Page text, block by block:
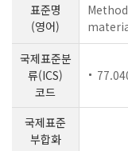
표준명
(영어)
국제표준분
류(ICS)
코드
국제표준
부합화